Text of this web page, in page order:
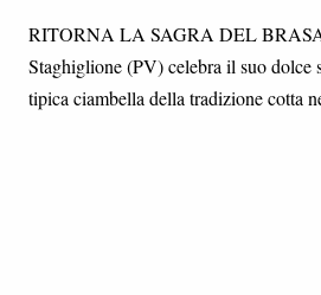
RITORNA LA SAGRA DEL
Staghiglione (PV) celebra il suo dolce
tipica ciambella della tradizione cotta